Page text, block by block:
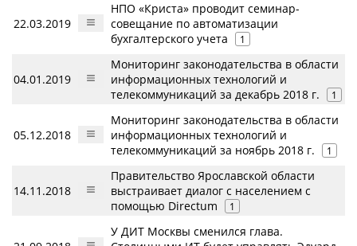
22.03.2019
НПО «Криста» проводит семинар-
совещание по автоматизации
бухгалтерского учета
1
04.01.2019
Мониторинг законодательства в области
информационных технологий и
телекоммуникаций за декабрь 2018 г.
1
05.12.2018
Мониторинг законодательства в области
информационных технологий и
телекоммуникаций за ноябрь 2018 г.
1
14.11.2018
Правительство Ярославской области
выстраивает диалог с населением с
помощью Directum
1
У ДИТ Москвы сменился глава.